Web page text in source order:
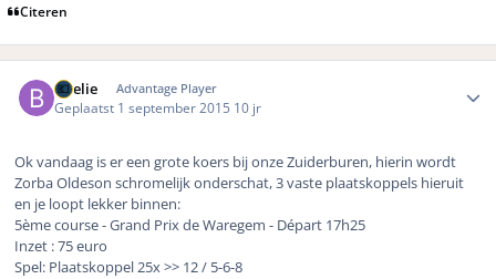
Citeren
Boelie Advantage Player
Geplaatst 1 september 2015 10 jr
Ok vandaag is er een grote koers bij onze Zuiderburen, hierin wordt
Zorba Oldeson schromelijk onderschat, 3 vaste plaatskoppels hieruit
en je loopt lekker binnen:
5ème course - Grand Prix de Waregem - Départ 17h25
Inzet : 75 euro
Spel: Plaatskoppel 25x >> 12 / 5-6-8